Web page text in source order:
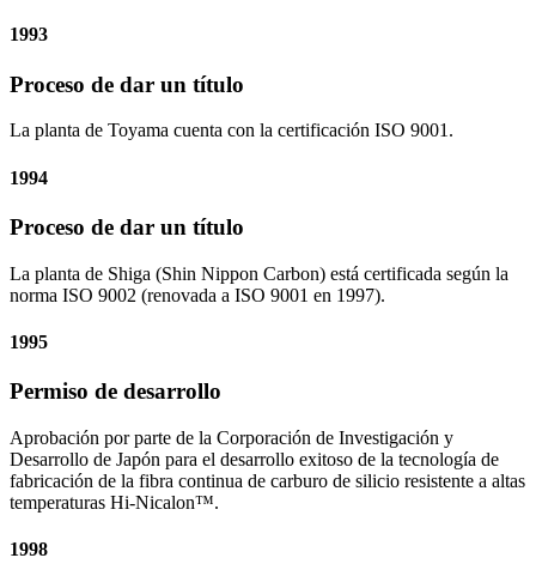
1993
Proceso de dar un título
La planta de Toyama cuenta con la certificación ISO 9001.
1994
Proceso de dar un título
La planta de Shiga (Shin Nippon Carbon) está certificada según la
norma ISO 9002 (renovada a ISO 9001 en 1997).
1995
Permiso de desarrollo
Aprobación por parte de la Corporación de Investigación y
Desarrollo de Japón para el desarrollo exitoso de la tecnología de
fabricación de la fibra continua de carburo de silicio resistente a altas
temperaturas Hi-Nicalon™.
1998